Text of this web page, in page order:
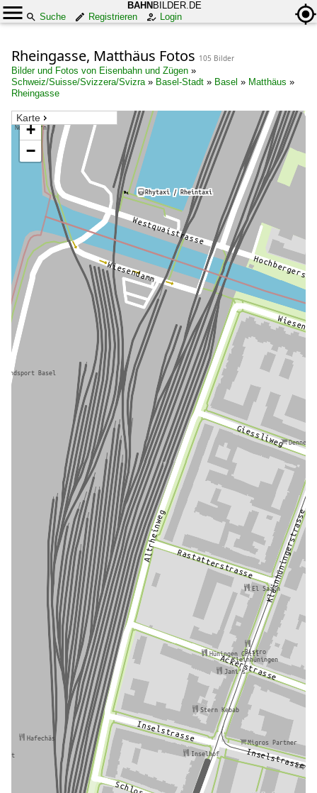
BAHN BILDER.DE
Suche
Registrieren Login
Rheingasse, Matthäus Fotos 105 Bilder
Bilder und Fotos von Eisenbahn und Zügen »
Schweiz/Suisse/Svizzera/Svizra» Basel-Stadt » Basel » Matthäus »
Rheingasse
Karte
+
−